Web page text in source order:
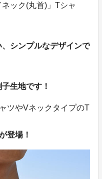
ック(丸首)」Tシャ
シンプルなデザインで
生地です！
ツやVネックタイプのT
登場！